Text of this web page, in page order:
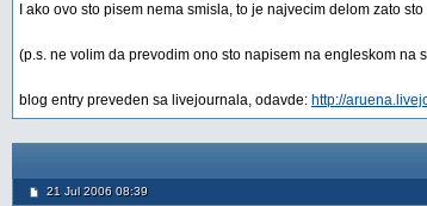
I ako ovo sto pisem nema smisla, to je najvecim delom zato
(p.s. ne volim da prevodim ono sto napisem na engleskom
blog entry preveden sa livejournala, odavde: http://
21 Jul 2006 08:39